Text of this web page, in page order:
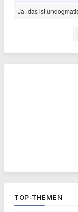
Ja, das ist
TOP-THEMEN